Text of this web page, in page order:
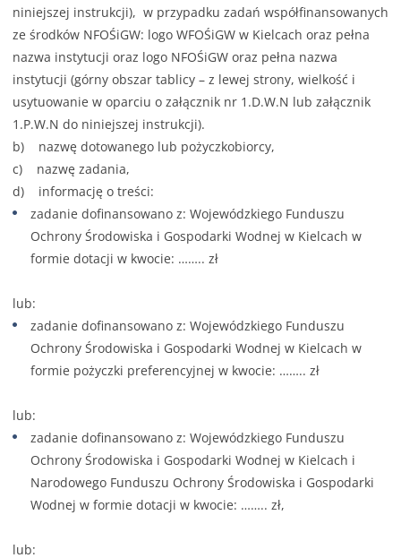
niniejszej instrukcji), w przypadku zadań współfinansowanych
ze środków NFOŚiGW: logo WFOŚiGW w Kielcach oraz pełna
nazwa instytucji oraz logo NFOŚiGW oraz pełna nazwa
instytucji (górny obszar tablicy – z lewej strony, wielkość i
usytuowanie w oparciu o załącznik nr 1.D.W.N lub załącznik
1.P.W.N do niniejszej instrukcji).
b) nazwę dotowanego lub pożyczkobiorcy,
c) nazwę zadania,
d) informację o treści:
zadanie dofinansowano z: Wojewódzkiego Funduszu
Ochrony Środowiska i Gospodarki Wodnej w Kielcach w
formie dotacji w kwocie: …….. zł
lub:
zadanie dofinansowano z: Wojewódzkiego Funduszu
Ochrony Środowiska i Gospodarki Wodnej w Kielcach w
formie pożyczki preferencyjnej w kwocie: …….. zł
lub:
zadanie dofinansowano z: Wojewódzkiego Funduszu
Ochrony Środowiska i Gospodarki Wodnej w Kielcach i
Narodowego Funduszu Ochrony Środowiska i Gospodarki
Wodnej w formie dotacji w kwocie: …….. zł,
lub: